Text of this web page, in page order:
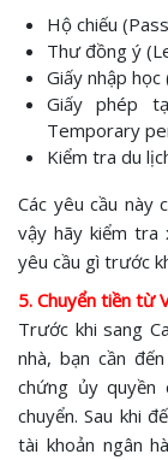
Hộ chiếu
Thư đồng ý
Giấy nhập
Giấy phép
Temporary
Kiểm tra du
Các yêu cầu này
vậy hãy kiểm tra
yêu cầu gì trước
5. Chuyển tiền từ
Trước khi sang
nhà, bạn cần
chứng ủy quyền
chuyển. Sau khi
tài khoản ngân